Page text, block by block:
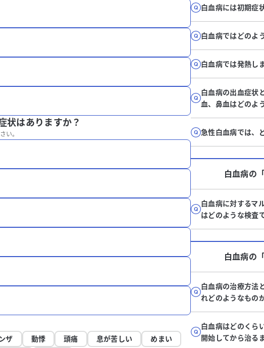
状はありますか？
い。
ザ 動悸 頭痛 息が苦しい
めまい
白血病には初期症
白血病ではどのよ
白血病では発熱し
白血病の出血症状
血、鼻血はどのよ
急性白血病では、
白血病の
白血病に対するマ
はどのような検査
白血病の
白血病の治療方法
れどのようなもの
白血病はどのくら
開始してから治る